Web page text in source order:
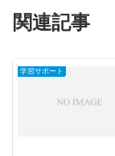
関連記事
学習サポート